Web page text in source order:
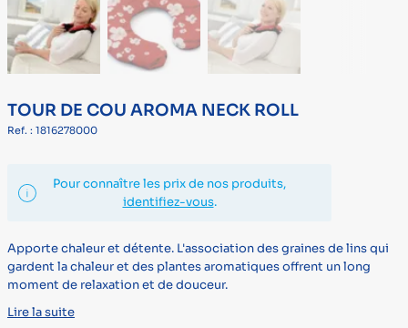
TOUR DE COU AROMA NECK ROLL
Ref. : 1816278000
Pour connaître les prix de nos produits,
identifiez-vous.
Apporte chaleur et détente. L'association des graines de lins qui
gardent la chaleur et des plantes aromatiques offrent un long
moment de relaxation et de douceur.
Lire la suite